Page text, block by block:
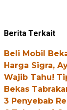
Berita Terkait
Beli Mobil
Harga Sigra,
Wajib Tahu!
Bekas
3 Penyebab